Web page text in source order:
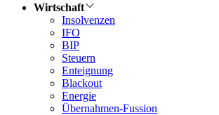
Wirtschaft
Insolvenzen
IFO
BIP
Steuern
Enteignung
Blackout
Energie
Übernahmen-Fussion